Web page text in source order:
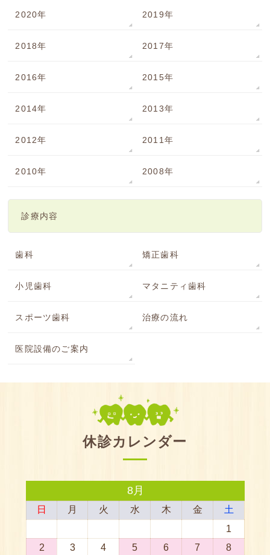
2020年 2019年
2018年 2017年
2016年 2015年
2014年 2013年
2012年 2011年
2010年 2008年
診療内容
歯科 矯正歯科
小児歯科 マタニティ歯科
スポーツ歯科 治療の流れ
医院設備のご案内
休診カレンダー